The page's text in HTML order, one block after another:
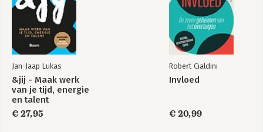
Jan-Jaap Lukas
&jij - Maak werk
van je tijd, energie
en talent
€ 27,95
Robert Cialdini
Invloed
€ 20,99